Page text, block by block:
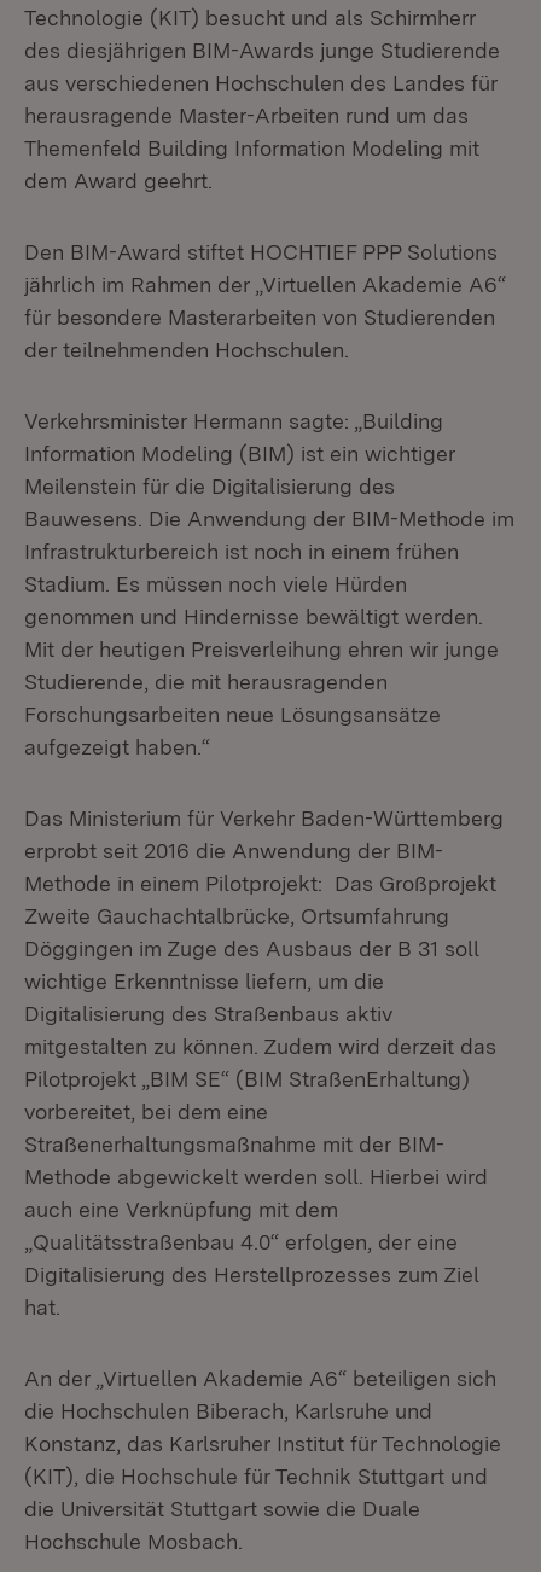
Technologie (KIT) besucht und als Schirmherr
des diesjährigen BIM-Awards junge Studierende
aus verschiedenen Hochschulen des Landes für
herausragende Master-Arbeiten rund um das
Themenfeld Building Information Modeling mit
dem Award geehrt.
Den BIM-Award stiftet HOCHTIEF PPP Solutions
jährlich im Rahmen der „Virtuellen Akademie A6“
für besondere Masterarbeiten von Studierenden
der teilnehmenden Hochschulen.
Verkehrsminister Hermann sagte: „Building
Information Modeling (BIM) ist ein wichtiger
Meilenstein für die Digitalisierung des
Bauwesens. Die Anwendung der BIM-Methode im
Infrastrukturbereich ist noch in einem frühen
Stadium. Es müssen noch viele Hürden
genommen und Hindernisse bewältigt werden.
Mit der heutigen Preisverleihung ehren wir junge
Studierende, die mit herausragenden
Forschungsarbeiten neue Lösungsansätze
aufgezeigt haben.“
Das Ministerium für Verkehr Baden-Württemberg
erprobt seit 2016 die Anwendung der BIM-
Methode in einem Pilotprojekt: Das Großprojekt
Zweite Gauchachtalbrücke, Ortsumfahrung
Döggingen im Zuge des Ausbaus der B 31 soll
wichtige Erkenntnisse liefern, um die
Digitalisierung des Straßenbaus aktiv
mitgestalten zu können. Zudem wird derzeit das
Pilotprojekt „BIM SE“ (BIM StraßenErhaltung)
vorbereitet, bei dem eine
Straßenerhaltungsmaßnahme mit der BIM-
Methode abgewickelt werden soll. Hierbei wird
auch eine Verknüpfung mit dem
„Qualitätsstraßenbau 4.0“ erfolgen, der eine
Digitalisierung des Herstellprozesses zum Ziel
hat.
An der „Virtuellen Akademie A6“ beteiligen sich
die Hochschulen Biberach, Karlsruhe und
Konstanz, das Karlsruher Institut für Technologie
(KIT), die Hochschule für Technik Stuttgart und
die Universität Stuttgart sowie die Duale
Hochschule Mosbach.